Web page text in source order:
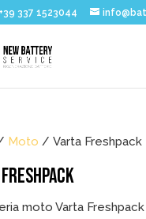
+39 337 1523044
Moto / Varta Freshpack
moto Varta